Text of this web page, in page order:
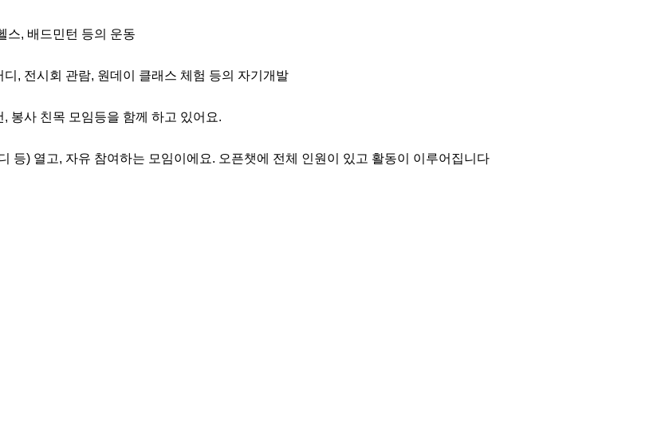
스, 배드민턴 등의 운동
, 전시회 관람, 원데이 클래스 체험 등의 자기개발
봉사 친목 모임등을 함께 하고 있어요.
등) 열고, 자유 참여하는 모임이에요. 오픈챗에 전체 인원이 있고 활동이 이루어집니다